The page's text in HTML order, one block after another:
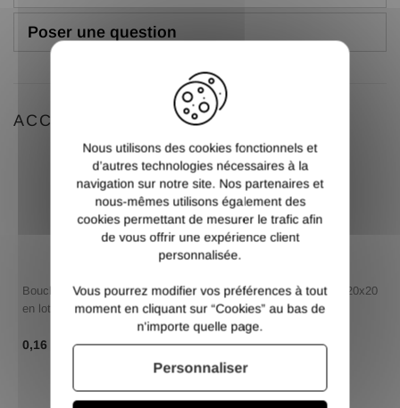
Poser une question
ACCESSOIRES
Bouchon plastique carré 20x20
en lots
0,16 € TTC 0,13 €HT
Bouchon plastique carré 20x20
en lots
0,16 €TTC 0,13 €HT
Nous utilisons des cookies fonctionnels et
d’autres technologies nécessaires à la
navigation sur notre site. Nos partenaires et
nous-mêmes utilisons également des
cookies permettant de mesurer le trafic afin
de vous offrir une expérience client
personnalisée.
Vous pourrez modifier vos préférences à tout
moment en cliquant sur “Cookies” au bas de
n'importe quelle page.
Personnaliser